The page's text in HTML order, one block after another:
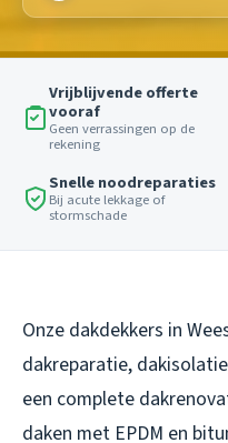
Vrijblijvende offerte
vooraf
Geen verrassingen op de
rekening
Snelle noodreparaties
Bij acute lekkage of
stormschade
Onze dakdekkers in
dakreparatie,
een complete
daken met EPDM en